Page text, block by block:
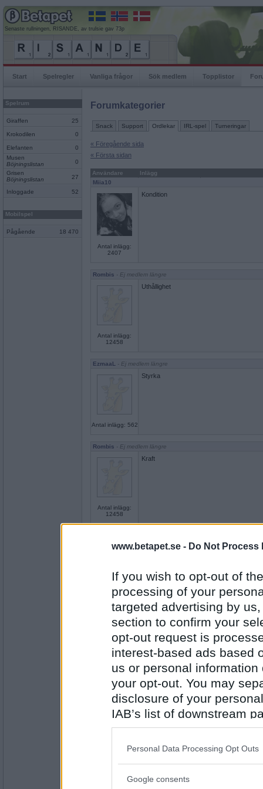
www.betapet.se - Do Not Process
If you wish to opt-out of
processing of your
targeted advertising by
section to confirm your
opt-out request is
interest-based ads based
us or personal
your opt-out. You may
disclosure of your
IAB’s list of downstream
also be disclosed by us
Downstream Participants
Please note that this
Personal Data Processing Opt Outs
Google consents
Senaste rullningen, RISANDE, av trulsie gav 73p
Start Spelregler Vanliga frågor Sök medlem Topplistor
Spelrum
Giraffen 25
Krokodilen 0
Elefanten
0
Musen
Böjningslistan
0
Grisen
Böjningslistan
27
Inloggade 52
Mobilspel
Pågående 18 470
Forumkategorier
Snack Support Ordlekar IRL-spel Turneringar
« Föregående sida
« Första sidan
Användare
Inlägg
Miia10
Antal inlägg:
2407
Kondition
Rombis - Ej medlem längre
Antal inlägg:
12458
Uthållighet
EzmaaL - Ej medlem längre
Antal inlägg: 562
Styrka
Rombis - Ej medlem längre
Antal inlägg:
12458
Kraft
Antal inlägg: 407
Åska
1779
Snabb